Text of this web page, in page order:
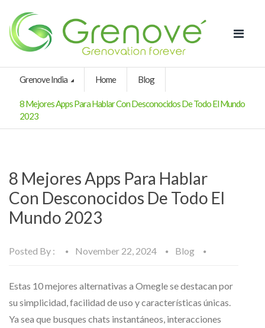
Grenove India Home Blog
8 Mejores Apps Para Hablar Con Desconocidos De Todo El Mundo
2023
8 Mejores Apps Para Hablar
Con Desconocidos De Todo El
Mundo 2023
Posted By : November 22, 2024 Blog
Estas 10 mejores alternativas a Omegle se destacan por
su simplicidad, facilidad de uso y características únicas.
Ya sea que busques chats instantáneos, interacciones